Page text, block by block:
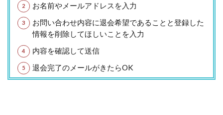
お名前やメールアドレスを入力
お問い合わせ内容に退会希望であることと登録した
情報を削除してほしいことを入力
内容を確認して送信
退会完了のメールがきたらOK